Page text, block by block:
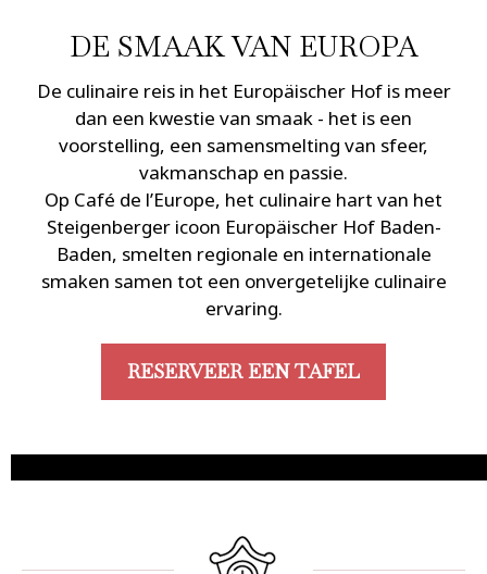
DE SMAAK VAN EUROPA
De culinaire reis in het Europäischer Hof is meer
dan een kwestie van smaak - het is een
voorstelling, een samensmelting van sfeer,
vakmanschap en passie.
Op Café de l’Europe, het culinaire hart van het
Steigenberger icoon Europäischer Hof Baden-
Baden, smelten regionale en internationale
smaken samen tot een onvergetelijke culinaire
ervaring.
RESERVEER EEN TAFEL